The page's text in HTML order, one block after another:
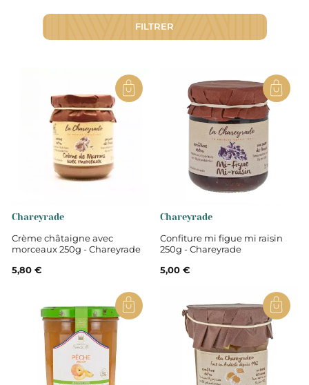
propose aussi quelques compotes. Nous
partageons les mêmes valeurs avec eux c'est-à-
comme au bon vieux temps où l'on mangeait les
gelées de framboise de nos grands-mères, et avec
un large choix de parfums pour que chacun puisse
bien démarrer la journée.
FILTRER
Chareyrade
Crème châtaigne avec
morceaux 250g - Chareyrade
5,80 €
Chareyrade
Confiture mi figue mi raisin
250g - Chareyrade
5,00 €